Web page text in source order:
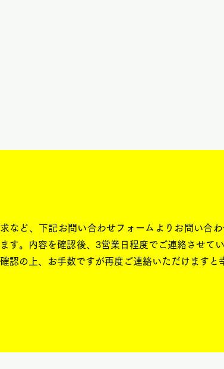
など、下記お問い合わせフォームよりお問い合わ
す。内容を確認後、3営業日程度でご連絡させてい
認の上、お手数ですが再度ご連絡いただけますと